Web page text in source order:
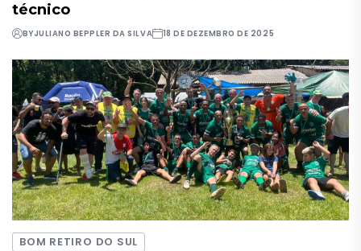
técnico
BYJULIANO BEPPLER DA SILVA 18 DE DEZEMBRO DE 2025
BOM RETIRO DO SUL